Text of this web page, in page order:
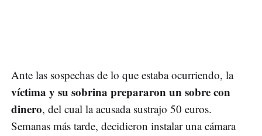
Ante las sospechas de lo que estaba ocurriendo, la
víctima y su sobrina prepararon un sobre con
dinero, del cual la acusada sustrajo 50 euros.
Semanas más tarde, decidieron instalar una cámara